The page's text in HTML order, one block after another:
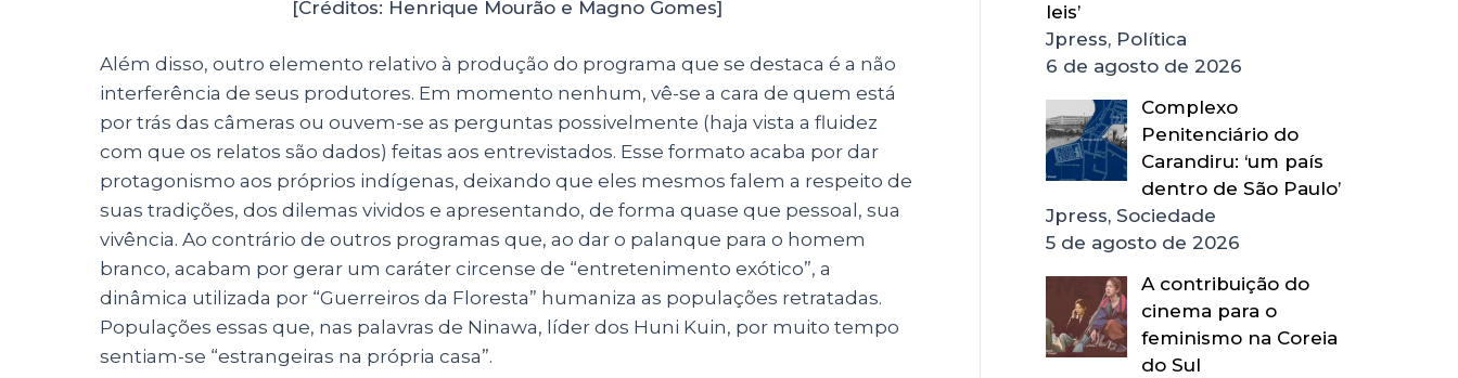
[Créditos: Henrique Mourão e Magno Gomes]
Além disso, outro elemento relativo à produção do programa que se destaca é a não
interferência de seus produtores. Em momento nenhum, vê-se a cara de quem está
por trás das câmeras ou ouvem-se as perguntas possivelmente (haja vista a fluidez
com que os relatos são dados) feitas aos entrevistados. Esse formato acaba por dar
protagonismo aos próprios indígenas, deixando que eles mesmos falem a respeito de
suas tradições, dos dilemas vividos e apresentando, de forma quase que pessoal, sua
vivência. Ao contrário de outros programas que, ao dar o palanque para o homem
branco, acabam por gerar um caráter circense de “entretenimento exótico”, a
dinâmica utilizada por “Guerreiros da Floresta” humaniza as populações retratadas.
Populações essas que, nas palavras de Ninawa, líder dos Huni Kuin, por muito tempo
sentiam-se “estrangeiras na própria casa”.
leis’
Jpress, Política
6 de agosto de 2026
Complexo
Penitenciário do
Carandiru: ‘um país
dentro de São Paulo’
Jpress, Sociedade
5 de agosto de 2026
A contribuição do
cinema para o
feminismo na Coreia
do Sul